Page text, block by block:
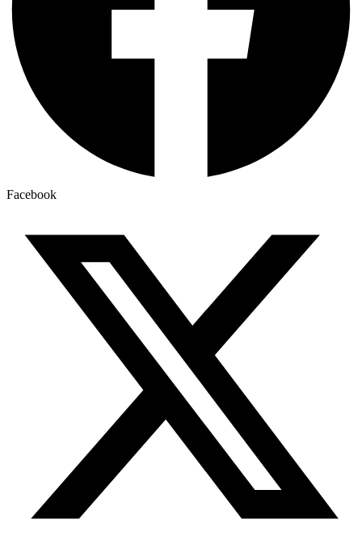
Facebook